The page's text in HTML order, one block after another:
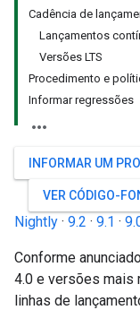
Cadência de
Lançamentos
Versões LTS
Procedimento e
Informar regressões
INFORMAR UM
VER CÓDIGO-
Nightly · 9.2 · 9.1 ·
Conforme
4.0 e versões mais
linhas de